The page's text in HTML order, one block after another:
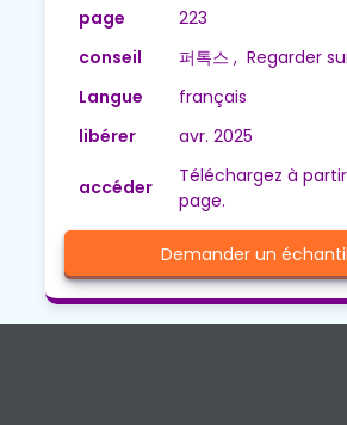
page
223
conseil
퍼톡스 , Regarder
Langue
français
libérer
avr. 2025
accéder
Téléchargez à
page.
Demander un